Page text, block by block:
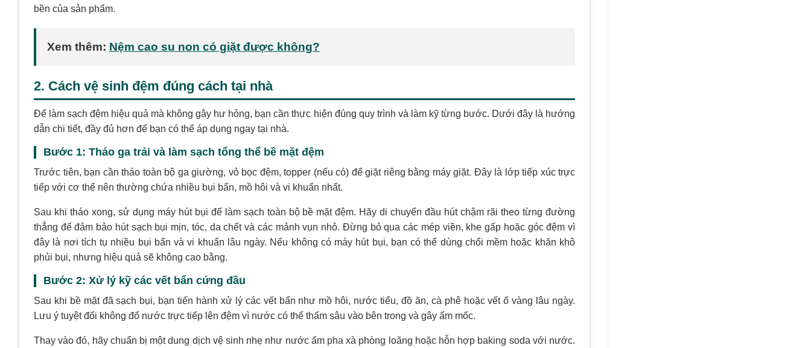
bền của sản phẩm.
Xem thêm: Nệm cao su non có giặt được không?
2. Cách vệ sinh đệm đúng cách tại nhà
Để làm sạch đệm hiệu quả mà không gây hư hỏng, bạn cần thực hiện đúng quy trình và làm kỹ từng bước. Dưới đây là hướng
dẫn chi tiết, đầy đủ hơn để bạn có thể áp dụng ngay tại nhà.
Bước 1: Tháo ga trải và làm sạch tổng thể bề mặt đệm
Trước tiên, bạn cần tháo toàn bộ ga giường, vỏ bọc đệm, topper (nếu có) để giặt riêng bằng máy giặt. Đây là lớp tiếp xúc trực
tiếp với cơ thể nên thường chứa nhiều bụi bẩn, mồ hôi và vi khuẩn nhất.
Sau khi tháo xong, sử dụng máy hút bụi để làm sạch toàn bộ bề mặt đệm. Hãy di chuyển đầu hút chậm rãi theo từng đường
thẳng để đảm bảo hút sạch bụi mịn, tóc, da chết và các mảnh vụn nhỏ. Đừng bỏ qua các mép viền, khe gấp hoặc góc đệm vì
đây là nơi tích tụ nhiều bụi bẩn và vi khuẩn lâu ngày. Nếu không có máy hút bụi, bạn có thể dùng chổi mềm hoặc khăn khô
phủi bụi, nhưng hiệu quả sẽ không cao bằng.
Bước 2: Xử lý kỹ các vết bẩn cứng đầu
Sau khi bề mặt đã sạch bụi, bạn tiến hành xử lý các vết bẩn như mồ hôi, nước tiểu, đồ ăn, cà phê hoặc vết ố vàng lâu ngày.
Lưu ý tuyệt đối không đổ nước trực tiếp lên đệm vì nước có thể thấm sâu vào bên trong và gây ẩm mốc.
Thay vào đó, hãy chuẩn bị một dung dịch vệ sinh nhẹ như nước ấm pha xà phòng loãng hoặc hỗn hợp baking soda với nước.